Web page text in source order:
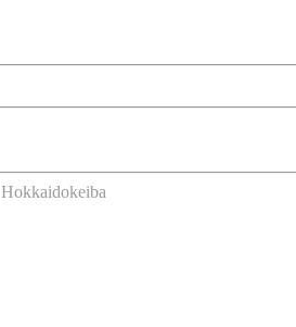
Hokkaidokeiba